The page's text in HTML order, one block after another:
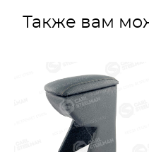
Также вам